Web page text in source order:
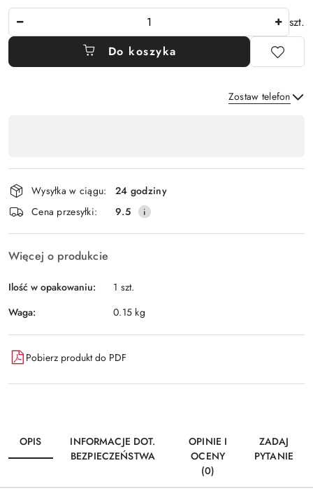
szt.
Do koszyka
Zostaw telefon
płatność
i
dostawa
Wysyłka w ciągu:
24 godziny
Cena przesyłki:
9.5
Więcej o produkcie
Ilość w opakowaniu:
1 szt.
Waga:
0.15 kg
Pobierz produkt do PDF
OPIS
INFORMACJE DOT.
BEZPIECZEŃSTWA
OPINIE I
OCENY
(0)
ZADAJ
PYTANIE